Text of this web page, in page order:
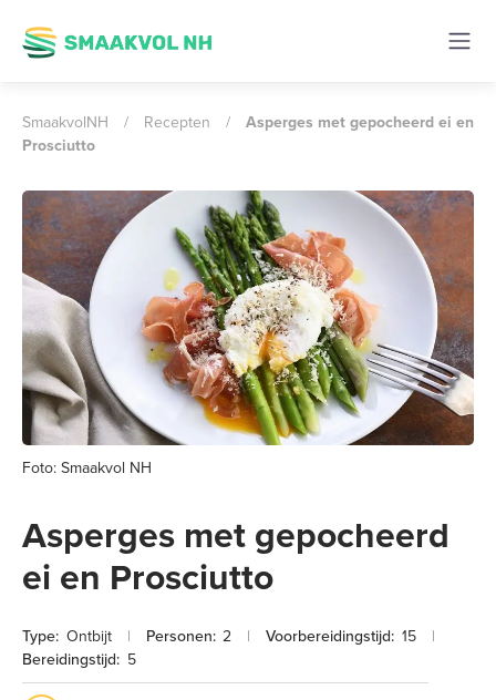
SmaakvolNH / Recepten /
Asperges met gepocheerd ei en
Prosciutto
Foto: Smaakvol NH
Asperges met gepocheerd
ei en Prosciutto
Type: Ontbijt | Personen: 2 | Voorbereidingstijd: 15
|
Bereidingstijd: 5